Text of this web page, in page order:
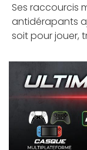
Ses raccourcis
antidérapants
soit pour jouer,